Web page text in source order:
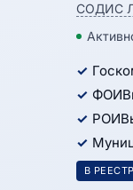
СОДИС
В